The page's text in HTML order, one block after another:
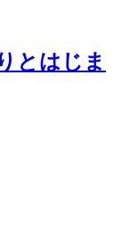
とはじま